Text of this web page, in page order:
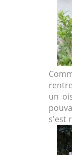
un
s'est